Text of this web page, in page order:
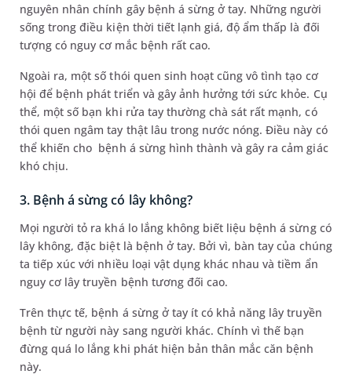
nguyên nhân chính gây bệnh á sừng ở tay. Những người
sống trong điều kiện thời tiết lạnh giá, độ ẩm thấp là đối
tượng có nguy cơ mắc bệnh rất cao.
Ngoài ra, một số thói quen sinh hoạt cũng vô tình tạo cơ
hội để bệnh phát triển và gây ảnh hưởng tới sức khỏe. Cụ
thể, một số bạn khi rửa tay thường chà sát rất mạnh, có
thói quen ngâm tay thật lâu trong nước nóng. Điều này có
thể khiến cho bệnh á sừng hình thành và gây ra cảm giác
khó chịu.
3. Bệnh á sừng có lây không?
Mọi người tỏ ra khá lo lắng không biết liệu bệnh á sừng có
lây không, đặc biệt là bệnh ở tay. Bởi vì, bàn tay của chúng
ta tiếp xúc với nhiều loại vật dụng khác nhau và tiềm ẩn
nguy cơ lây truyền bệnh tương đối cao.
Trên thực tế, bệnh á sừng ở tay ít có khả năng lây truyền
bệnh từ người này sang người khác. Chính vì thế bạn
đừng quá lo lắng khi phát hiện bản thân mắc căn bệnh
này.